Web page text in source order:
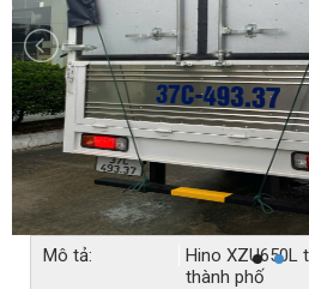
Mô tả:
Hino XZU650L
thành phố